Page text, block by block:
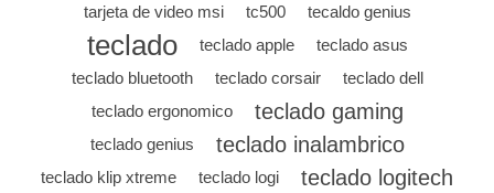
tarjeta de video msi
tc500 tecaldo genius
teclado teclado apple
teclado asus
teclado bluetooth
teclado corsair
teclado dell
teclado ergonomico
teclado gaming
teclado genius teclado inalambrico
teclado klip xtreme teclado logi teclado logitech